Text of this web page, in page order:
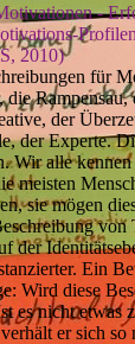
-
2010)
für
die Rampensau,
der
der Experte.
Wir alle kennen
meisten
sie mögen
von
der
Ein
Wird diese
es nicht etwas
er sich